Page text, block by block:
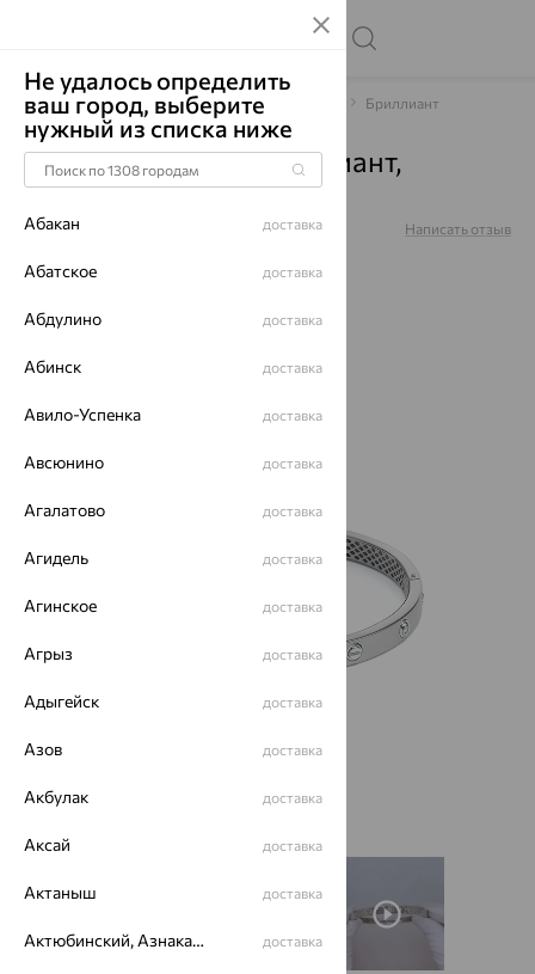
Главная Каталог Браслеты декоративные Бриллиант
Браслет, золото, бриллиант,
д7701513рб
Артикул:
Написать отзыв
Не удалось определить
ваш город, выберите
нужный из списка ниже
Абакан доставка
Абатское доставка
Абдулино доставка
Абинск доставка
Авило-Успенка доставка
Авсюнино доставка
Агалатово доставка
Агидель доставка
Агинское доставка
Агрыз доставка
Адыгейск доставка
Азов доставка
Акбулак доставка
Аксай доставка
Актаныш доставка
Актюбинский, Азнакаевский район доставка